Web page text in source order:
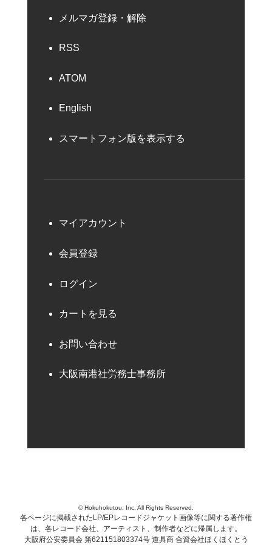
メルマガ登録・解除
RSS
ATOM
English
スマートフォン版を表示する
マイアカウント
会員登録
ログイン
カートを見る
お問い合わせ
大阪南港社労務士事務所
© Hokuhokutou, Inc. All Rights Reserved.
各ページに掲載されたLP/EPレコードジャケット画像等に関する著作権
は、各レコード会社、アーティスト、制作者などに帰属します。
大阪府公安委員会 第621151803374号 道具商 合資会社ほくほくとう